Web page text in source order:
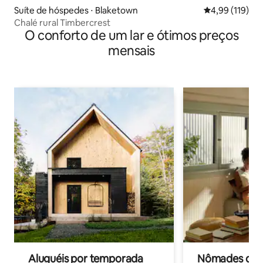
Suíte de hóspedes ⋅ Blaketown 4,99 de uma
4,99 (119)
Chalé rural Timbercrest
O conforto de um lar e ótimos preços
mensais
Aluguéis por temporada Nômades